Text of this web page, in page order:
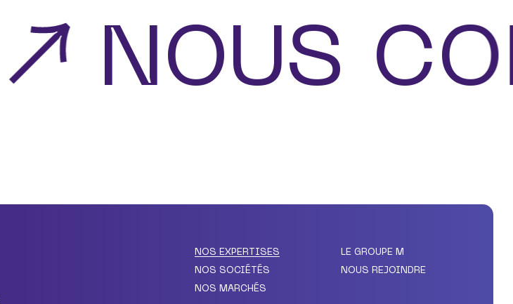
NOUS
NOS EXPERTISES
NOS SOCIÉTÉS
NOS MARCHÉS
LE GROUPE M
NOUS REJOINDRE